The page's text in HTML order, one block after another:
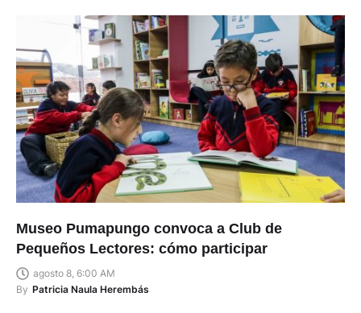
Museo Pumapungo convoca a Club de
Pequeños Lectores: cómo participar
agosto 8, 6:00 AM
By Patricia Naula Herembás